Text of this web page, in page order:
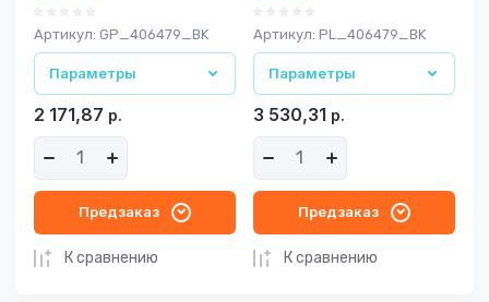
Артикул: GP_406479_BK
Параметры
2 171,87 р.
Предзаказ
К сравнению
Артикул: PL_406479_BK
Параметры
3 530,31 р.
Предзаказ
К сравнению